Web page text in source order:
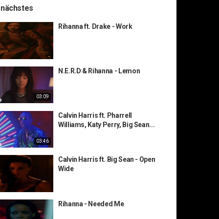
Rihanna ft. Drake - Work
03:09
N.E.R.D & Rihanna - Lemon
03:46
Calvin Harris ft. Pharrell
Williams, Katy Perry, Big Sean...
Calvin Harris ft. Big Sean - Open
Wide
Rihanna - Needed Me